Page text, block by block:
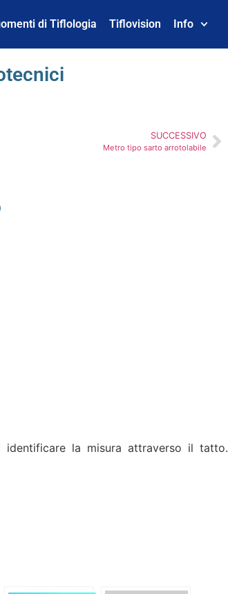
di Tiflologia Tiflovision Info
SUCCESSIVO
Metro tipo sarto arrotolabile
la misura attraverso il tatto.